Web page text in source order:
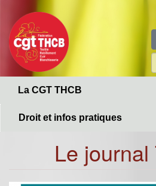
contenu
principal
La CGT THCB
Droit et infos pratiques
Le